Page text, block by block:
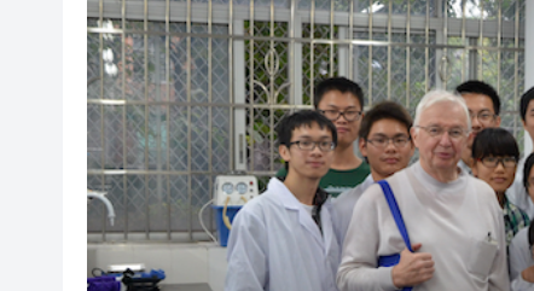
外貿銷售額十年連增 皖歙縣反
華南理工大學成果獲國家自然
中山大學兩項成果獲2025年度
南寧國際商事法庭：「域享聯
穗滬戲曲院團合作共建 越劇《紅樓夢》《梁山伯與祝英台》將登陸廣州藝術季 上演跨越千
里文化盛宴
全國暑期文化和旅遊消費季